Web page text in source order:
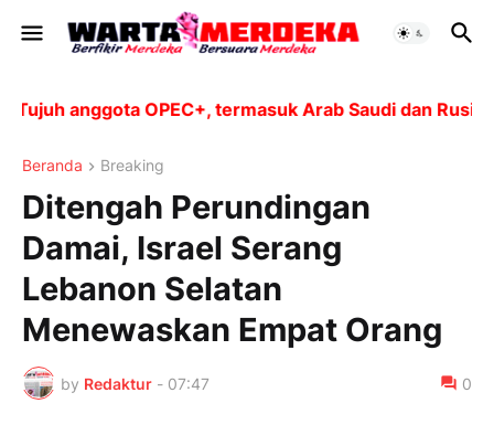
anggota OPEC+, termasuk Arab Saudi dan Rusia,
Beranda Breaking
Ditengah Perundingan
Damai, Israel Serang
Lebanon Selatan
Menewaskan Empat Orang
by Redaktur - 07:47 0